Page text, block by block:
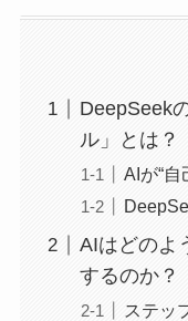
DeepSeek
ル」とは？
AIが“
AIはどのよ
するのか？
ステッ